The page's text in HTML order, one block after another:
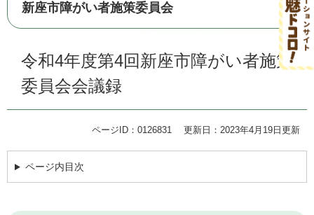
文
新座市障がい者施策委員会
令和4年度第4回新座市障がい者施策
委員会会議録
ページID：0126831 更新日：2023年4月19日更新
ページ内目次